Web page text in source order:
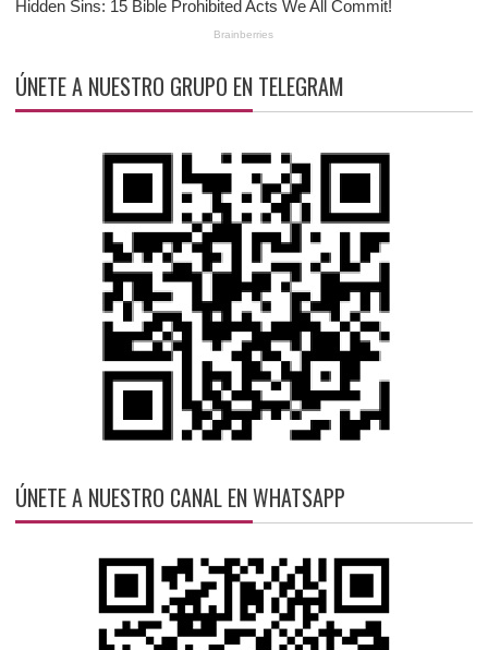
ÚNETE A NUESTRO GRUPO EN TELEGRAM
ÚNETE A NUESTRO CANAL EN WHATSAPP